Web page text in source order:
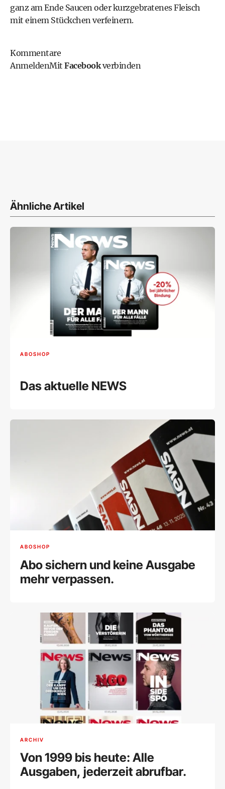
ganz am Ende Saucen oder kurzgebratenes Fleisch
mit einem Stückchen verfeinern.
Kommentare
AnmeldenMit Facebookverbinden
Ähnliche Artikel
ABOSHOP
Das aktuelle NEWS
ABOSHOP
Abo sichern und keine Ausgabe
mehr verpassen.
ARCHIV
Von 1999 bis heute: Alle
Ausgaben, jederzeit abrufbar.